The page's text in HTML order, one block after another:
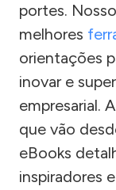
portes.
melhores
orientações
inovar e
empresarial.
que vão
eBooks
inspiradores